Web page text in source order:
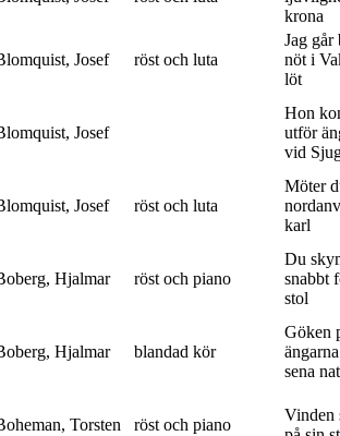
krona
Josef röst och luta
Jag går
nöt i
löt
Josef
Hon
utför
vid
Josef röst och luta
Möter
karl
Hjalmar röst och piano
Du
snabbt
stol
Hjalmar blandad kör
Göken
sena
Torsten röst och piano
Vinden